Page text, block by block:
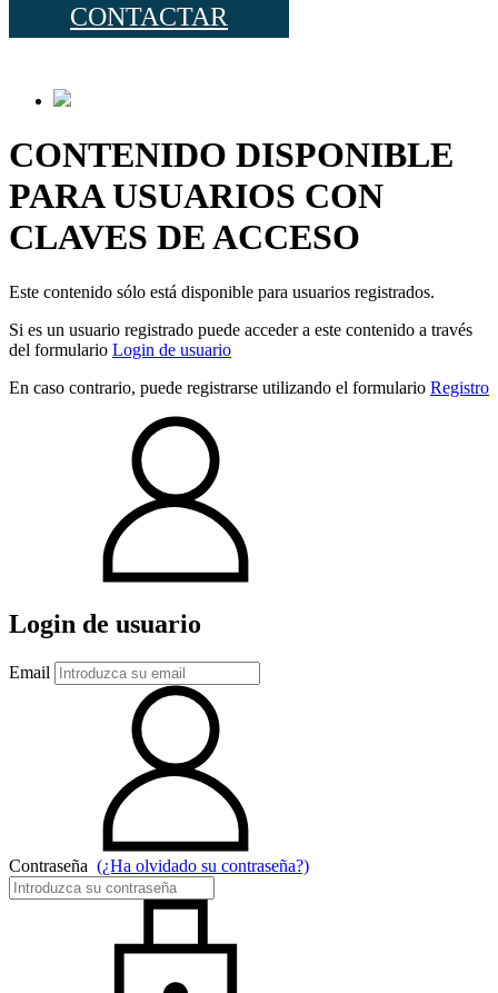
CONTACTAR
CONTENIDO DISPONIBLE
PARA USUARIOS CON
CLAVES DE ACCESO
Este contenido sólo está disponible para usuarios registrados.
Si es un usuario registrado puede acceder a este contenido a través
del formulario Login de usuario
En caso contrario, puede registrarse utilizando el formulario Registro
Login de usuario
Email
Contraseña (¿Ha olvidado su contraseña?)